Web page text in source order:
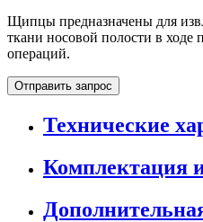
Щипцы предназначены для
ткани носовой полости в ходе
операций.
Отправить запрос
Технические
Комплектация